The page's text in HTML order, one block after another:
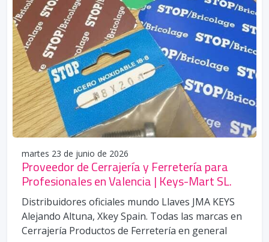
martes 23 de junio de 2026
Proveedor de Cerrajería y Ferretería para
Profesionales en Valencia | Keys-Mart SL.
Distribuidores oficiales mundo Llaves JMA KEYS
Alejando Altuna, Xkey Spain. Todas las marcas en
Cerrajería Productos de Ferretería en general